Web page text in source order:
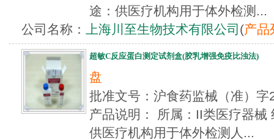
途：供医疗机构用于体外检测...
公司名称：
上海川至生物技术有限公司 (产品
超敏C反应蛋白测定试剂盒(胶乳增强免疫比浊法)
盘
批准文号：沪食药监械（准
产品说明： 所属：II类医疗器械
供医疗机构用于体外检测人...